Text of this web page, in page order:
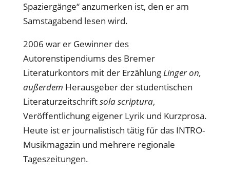
Spaziergänge“ anzumerken ist, den er am
Samstagabend lesen wird.
2006 war er Gewinner des
Autorenstipendiums des Bremer
Literaturkontors mit der ErzählungLinger on,
außerdem Herausgeber der studentischen
Literaturzeitschriftsola scriptura,
Veröffentlichung eigener Lyrik und Kurzprosa.
Heute ist er journalistisch tätig für das INTRO-
Musikmagazin und mehrere regionale
Tageszeitungen.